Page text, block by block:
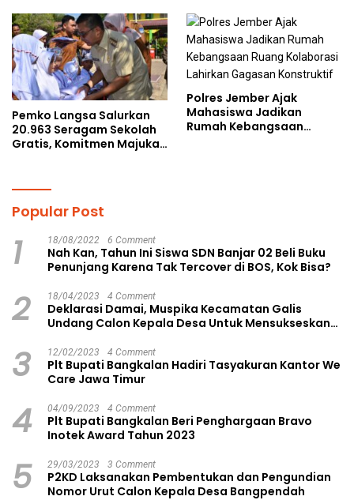
Pemko Langsa Salurkan
20.963 Seragam Sekolah
Gratis, Komitmen Majukan
Polres Jember Ajak
Mahasiswa Jadikan
Rumah Kebangsaan
Popular Post
1 18/08/2022 6 Comment
Nah Kan, Tahun Ini Siswa SDN Banjar 02 Beli Buku
Penunjang Karena Tak Tercover di BOS, Kok Bisa?
2 18/04/2023 4 Comment
Deklarasi Damai, Muspika Kecamatan Galis
Undang Calon Kepala Desa Untuk Mensukseskan
3 12/02/2023 4 Comment
Plt Bupati Bangkalan Hadiri Tasyakuran Kantor We
Care Jawa Timur
4 04/09/2023 4 Comment
Plt Bupati Bangkalan Beri Penghargaan Bravo
Inotek Award Tahun 2023
5 29/03/2023 3 Comment
P2KD Laksanakan Pembentukan dan Pengundian
Nomor Urut Calon Kepala Desa Bangpendah